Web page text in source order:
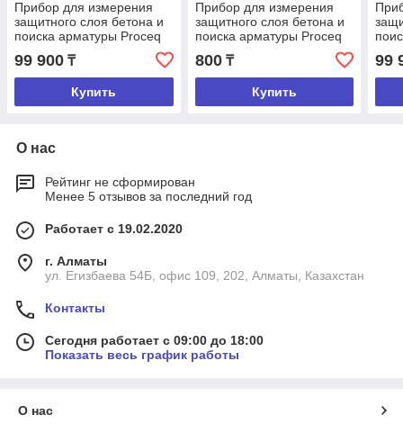
Прибор для измерения
защитного слоя бетона и
поиска арматуры Proceq
Profometer 600
99 900 ₸
Купить
Прибор для измерения
защитного слоя бетона и
поиска арматуры Proceq
Profoscope(+) (Снят с
производства)
800₸
Купить
99
О нас
Рейтинг не сформирован
Менее 5 отзывов за последний год
Работает с 19.02.2020
г. Алматы
ул. Егизбаева 54Б, офис 109, 202, Алматы, Казахстан
Контакты
Сегодня работает с 09:00 до 18:00
Показать весь график работы
О нас